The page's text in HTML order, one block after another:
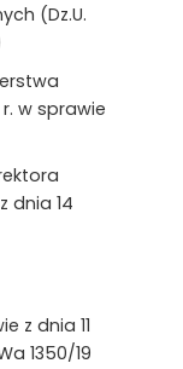
(Dz.U.
w sprawie
dnia 14
z dnia 11
1350/19